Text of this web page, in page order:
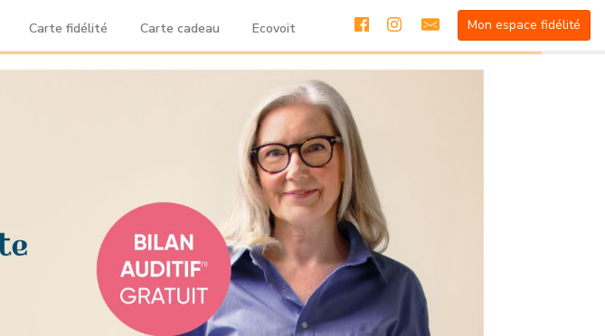
Carte fidélité Carte cadeau Ecovoit Mon espace fidélité